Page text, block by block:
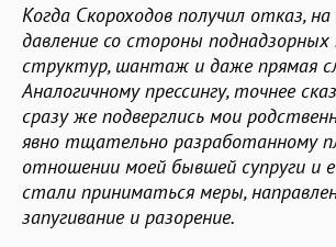
Когда Скороходов получил отказ,
давление со стороны
структур, шантаж и даже прямая
Аналогичному прессингу, точнее
сразу же подверглись мои
явно тщательно разработанному
отношении моей бывшей супруги и
стали приниматься меры,
запугивание и разорение.